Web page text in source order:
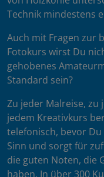
Technik mindestens
Auch mit Fragen zur
Fotokurs wirst Du
gehobenes
Standard sein?
Zu jeder Malreise,
jedem Kreativkurs
telefonisch, bevor
Sinn und sorgt für
die guten Noten, die
haben. In über 300